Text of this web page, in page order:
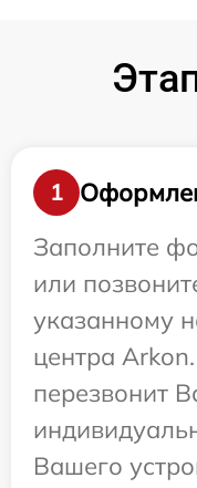
1
Заполните
или
указанному
центра
перезвонит
Вашего